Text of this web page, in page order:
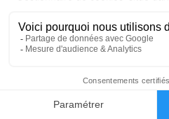
Faire-part
jeudi 09 novembre
Crématorium du Pays
248, Rue de l'Abbé